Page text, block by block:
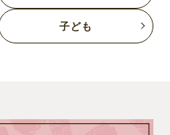
子ども